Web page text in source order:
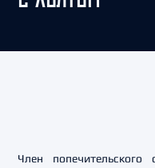
Член попечительского